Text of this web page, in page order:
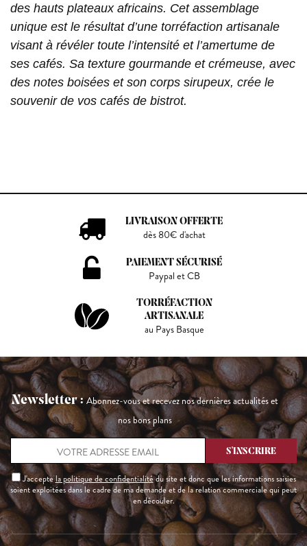
des hauts plateaux africains. Cet assemblage
unique est le résultat d’une torréfaction artisanale
visant à révéler toute l’intensité et l’amertume de
ses cafés. Sa texture gourmande et crémeuse, avec
des notes boisées et son corps sirupeux, crée le
souvenir de vos cafés de bistrot.
LIVRAISON OFFERTE
dès 80€ d'achat
PAIEMENT SÉCURISÉ
Paypal et CB
TORRÉFACTION
ARTISANALE
au Pays Basque
Newsletter :Abonnez-vous et recevez nos dernières actualités et
nos bons plans
J'acceptela politique de confidentialitédu site et donc que les informations saisies
soient exploitées dans le cadre de ma demande et de la relation commerciale qui peut
en découler.